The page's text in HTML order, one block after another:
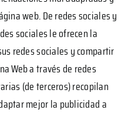
web. De redes sociales y
sociales le ofrecen la
redes sociales y compartir
Web a través de redes
(de terceros) recopilan
mejor la publicidad a